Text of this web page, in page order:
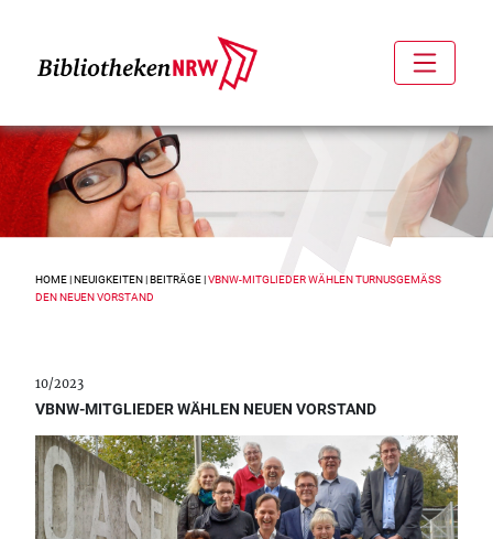
HOME|NEUIGKEITEN|BEITRÄGE|VBNW-MITGLIEDER WÄHLEN TURNUSGEMÄSS D
EN NEUEN VORSTAND
10/2023
VBNW-MITGLIEDER WÄHLEN NEUEN VORSTAND